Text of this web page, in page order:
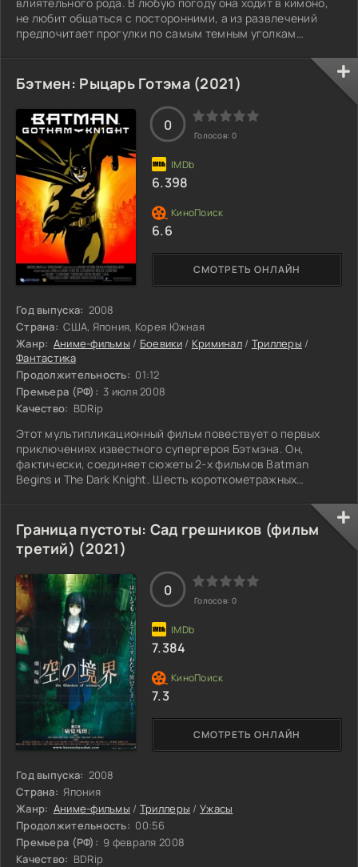
не любит общаться с посторонними, а из развлечений
предпочитает прогулки по самым темным уголкам
циничная волшебница Токо Аодзаки и скромный гений
оперативной работы Микия Кокуто. Вот такая веселая
троица под чутким руководством Токо работает в
агентстве «Храм пустоты», занимаясь всем, что приносит
деньги – от дизайна до сверхъестественных
Бэтмен: Рыцарь Готэма (2021)
Год выпуска: 2008
Страна: США, Япония, Корея Южная
Жанр: Аниме-фильмы / Боевики/ Криминал/ Триллеры /
Фантастика
Продолжительность: 01:12
Премьера (РФ): 3 июля 2008
Качество: BDRip
Этот мультипликационный фильм повествует о первых
приключениях известного супергероя Бэтмэна. Он,
фактически, соединяет сюжеты 2-х фильмов Batman
Begins и The Dark Knight. Шесть короткометражных
японскими аниматорами.
СМОТРЕТЬ ОНЛАЙН
0
Голосов: 0
6.398
6.6
Граница пустоты: Сад грешников (фильм
третий) (2021)
Год выпуска: 2008
Страна: Япония
Жанр: Аниме-фильмы / Триллеры / Ужасы
Продолжительность: 00:56
Премьера (РФ): 9 февраля 2008
Качество: BDRip
СМОТРЕТЬ ОНЛАЙН
0
Голосов: 0
7.384
7.3